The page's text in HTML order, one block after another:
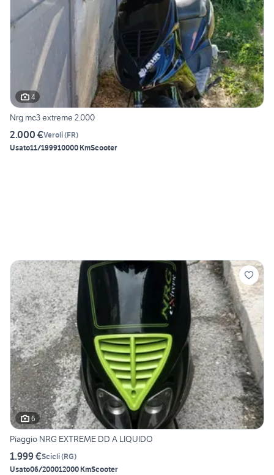
4
Nrg mc3 extreme 2.000
2.000 €Veroli(FR)
Usato11/199910000 KmScooter
6
Piaggio NRG EXTREME DD A LIQUIDO
1.999 €Scicli(RG)
Usato06/200012000 KmScooter